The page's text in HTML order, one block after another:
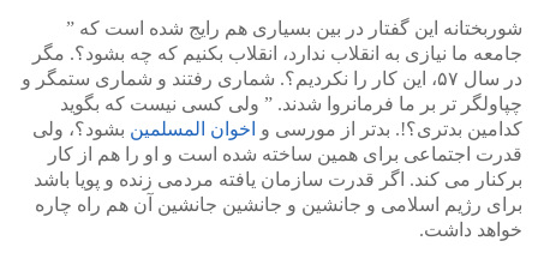
شوربختانه این گفتار در بین بسیاری هم رایج شده است که ”
جامعه ما نیازی به انقلاب ندارد، انقلاب بکنیم که چه بشود؟. مگر
در سال ۵۷، این کار را نکردیم؟. شماری رفتند و شماری ستمگر و
چپاولگر تر بر ما فرمانروا شدند. ” ولی کسی نیست که بگوید
کدامین بدتری؟!. بدتر از مورسی و اخوان المسلمین بشود؟، ولی
قدرت اجتماعی برای همین ساخته شده است و او را هم از کار
برکنار می کند. اگر قدرت سازمان یافته مردمی زنده و پویا باشد
برای رژیم اسلامی و جانشین و جانشین جانشین آن هم راه چاره
خواهد داشت.